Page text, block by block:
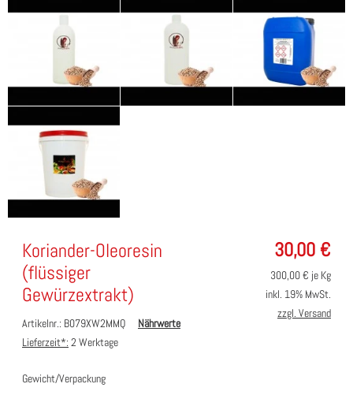
30,00 €
Koriander-Oleoresin
(flüssiger
Gewürzextrakt)
Artikelnr.: B079XW2MMQ
Nährwerte
Lieferzeit*: 2 Werktage
300,00€ je Kg
inkl. 19% MwSt.
zzgl. Versand
Gewicht/Verpackung